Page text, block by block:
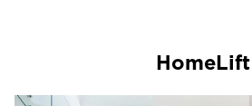
HomeLift